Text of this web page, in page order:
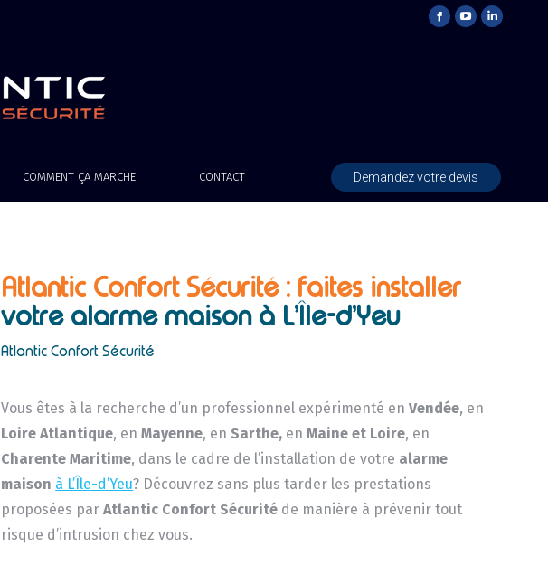
COMMENT ÇA MARCHE CONTACT Demandez votre devis
Atlantic Confort Sécurité : faites installer
votre alarme maison à L’Île-d’Yeu
Atlantic Confort Sécurité
Vous êtes à la recherche d’un professionnel expérimenté enVendée, en
Loire Atlantique, en Mayenne, en Sarthe, en Maine et Loire, en
Charente Maritime, dans le cadre de l’installation de votre alarme
maison à L’Île-d’Yeu? Découvrez sans plus tarder les prestations
proposées parAtlantic Confort Sécurité de manière à prévenir tout
risque d’intrusion chez vous.